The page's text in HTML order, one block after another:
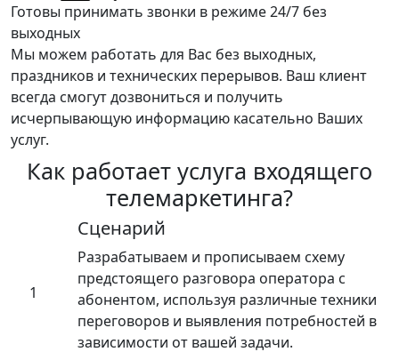
Готовы принимать звонки в режиме 24/7 без
выходных
Мы можем работать для Вас без выходных,
праздников и технических перерывов. Ваш клиент
всегда смогут дозвониться и получить
исчерпывающую информацию касательно Ваших
услуг.
Как работает услуга входящего
телемаркетинга?
1
Сценарий
Разрабатываем и прописываем схему
предстоящего разговора оператора с
абонентом, используя различные техники
переговоров и выявления потребностей в
зависимости от вашей задачи.